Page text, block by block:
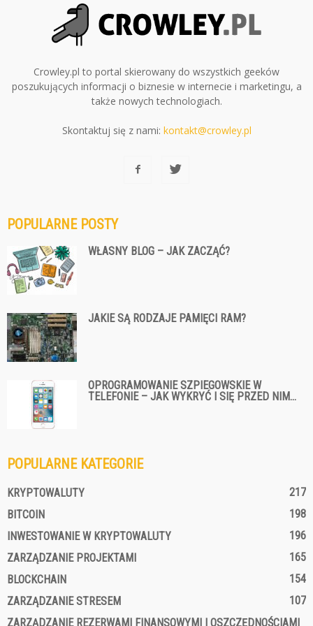
Crowley.pl to portal skierowany do wszystkich geeków
poszukujących informacji o biznesie w internecie i marketingu, a
także nowych technologiach.
Skontaktuj się z nami: kontakt@crowley.pl
POPULARNE POSTY
WŁASNY BLOG – JAK ZACZĄĆ?
JAKIE SĄ RODZAJE PAMIĘCI RAM?
OPROGRAMOWANIE SZPIEGOWSKIE W
TELEFONIE – JAK WYKRYĆ I SIĘ PRZED NIM...
POPULARNE KATEGORIE
KRYPTOWALUTY
217
BITCOIN
198
INWESTOWANIE W KRYPTOWALUTY
196
ZARZĄDZANIE PROJEKTAMI
165
BLOCKCHAIN
154
ZARZĄDZANIE STRESEM
107
ZARZĄDZANIE REZERWAMI FINANSOWYMI I OSZCZĘDNOŚCIAMI